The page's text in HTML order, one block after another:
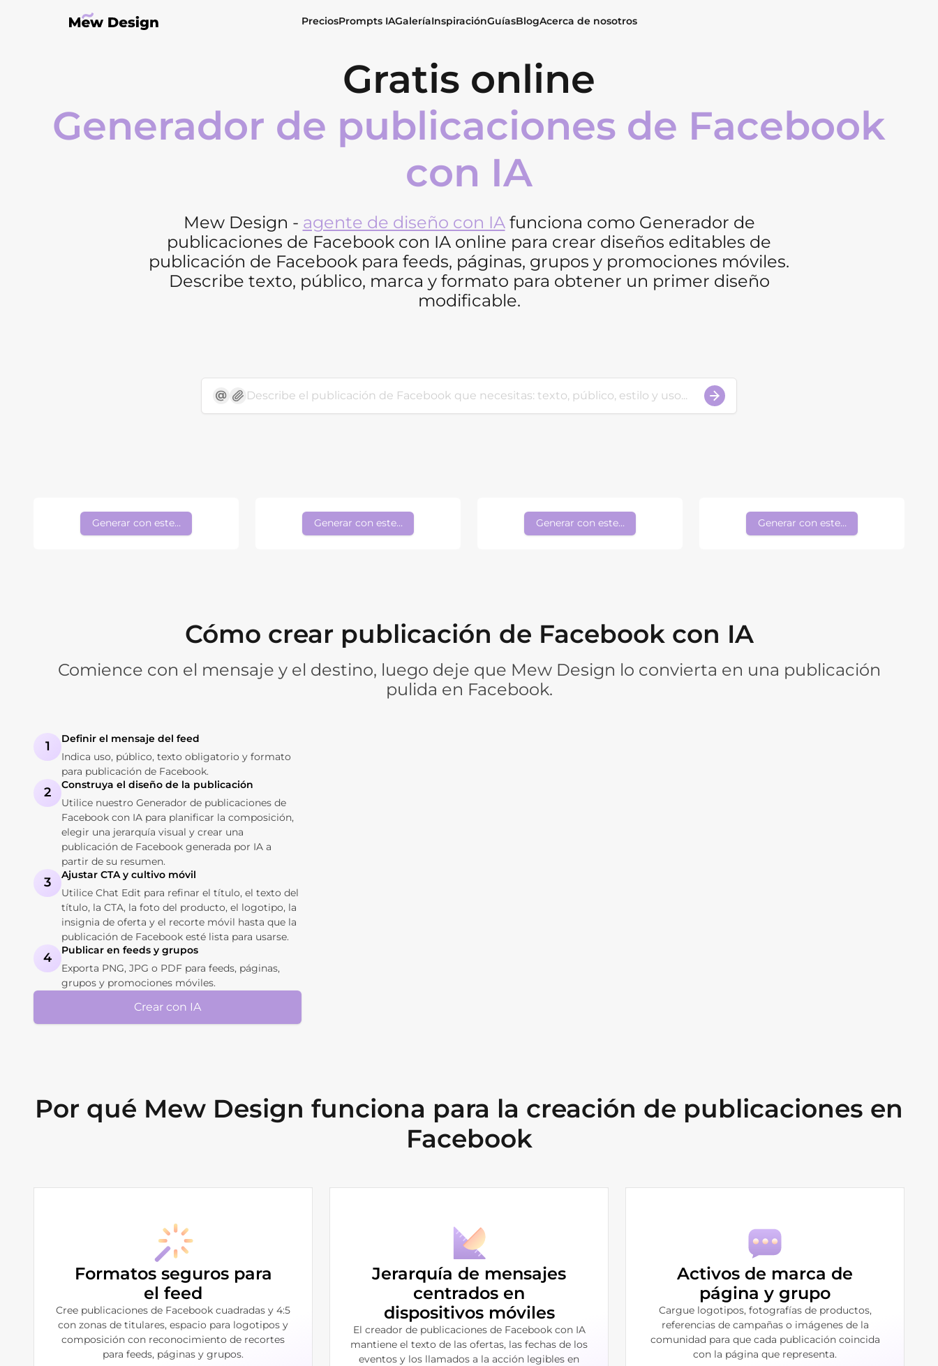
PreciosPrompts IAGaleríaInspiraciónGuíasBlogAcerca de nosotros
Gratis online
Generador de publicaciones de Facebook
con IA
Mew Design - agente de diseño con IAfunciona como Generador de
publicaciones de Facebook con IA online para crear diseños editables de
publicación de Facebook para feeds, páginas, grupos y promociones móviles.
Describe texto, público, marca y formato para obtener un primer diseño
modificable.
Generar con este estilo Generar con este estilo Generar con este estilo Generar con este estilo
Cómo crear publicación de Facebook con IA
Comience con el mensaje y el destino, luego deje que Mew Design lo convierta en una publicación
pulida en Facebook.
1
Definir el mensaje del feed
Indica uso, público, texto obligatorio y formato
para publicación de Facebook.
2
Construya el diseño de la publicación
Utilice nuestro Generador de publicaciones de
Facebook con IA para planificar la composición,
elegir una jerarquía visual y crear una
publicación de Facebook generada por IA a
partir de su resumen.
3
Ajustar CTA y cultivo móvil
Utilice Chat Edit para refinar el título, el texto del
título, la CTA, la foto del producto, el logotipo, la
insignia de oferta y el recorte móvil hasta que la
publicación de Facebook esté lista para usarse.
4
Publicar en feeds y grupos
Exporta PNG, JPG o PDF para feeds, páginas,
grupos y promociones móviles.
Crear con IA
Por qué Mew Design funciona para la creación de publicaciones en
Facebook
Formatos seguros para
el feed
Cree publicaciones de Facebook cuadradas y 4:5
con zonas de titulares, espacio para logotipos y
composición con reconocimiento de recortes
para feeds, páginas y grupos.
Jerarquía de mensajes
centrados en
dispositivos móviles
El creador de publicaciones de Facebook con IA
mantiene el texto de las ofertas, las fechas de los
eventos y los llamados a la acción legibles en
Activos de marca de
página y grupo
Cargue logotipos, fotografías de productos,
referencias de campañas o imágenes de la
comunidad para que cada publicación coincida
con la página que representa.